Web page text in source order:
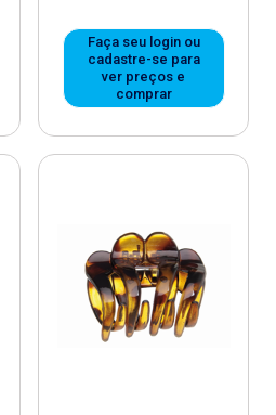
Faça seu login ou
cadastre-se para
ver preços e
comprar